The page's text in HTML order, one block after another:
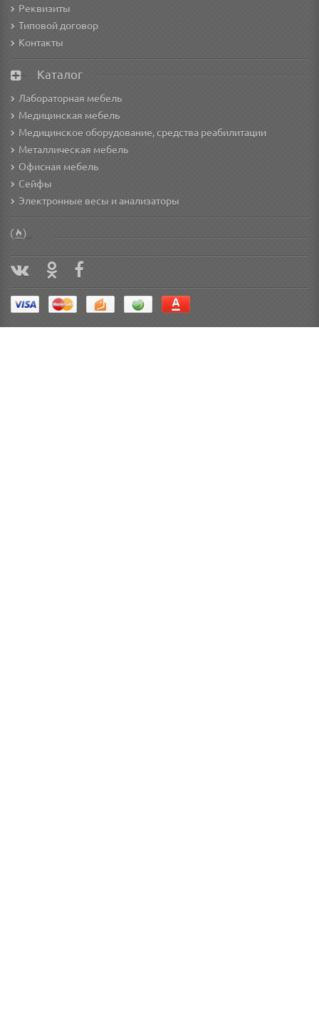
Реквизиты
Типовой договор
Контакты
Каталог
Лабораторная мебель
Медицинская мебель
Медицинское оборудование, средства реабилитации
Металлическая мебель
Офисная мебель
Сейфы
Электронные весы и анализаторы